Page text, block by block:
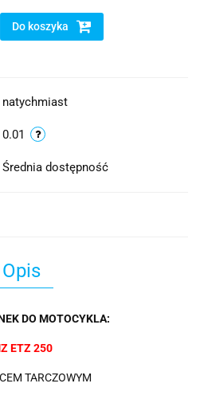
Do koszyka
natychmiast
0.01
Średnia dostępność
Opis
DO MOTOCYKLA:
ETZ 250
TARCZOWYM